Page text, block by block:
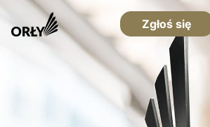
Zgłoś się